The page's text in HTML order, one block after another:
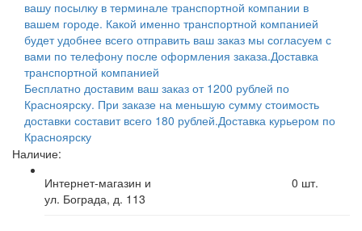
вашу посылку в терминале транспортной компании в
вашем городе. Какой именно транспортной компанией
будет удобнее всего отправить ваш заказ мы согласуем с
вами по телефону после оформления заказа.Доставка
транспортной компанией
Бесплатно доставим ваш заказ от 1200 рублей по
Красноярску. При заказе на меньшую сумму стоимость
доставки составит всего 180 рублей.Доставка курьером по
Красноярску
Наличие:
Интернет-магазин и
ул. Бограда, д. 113
0 шт.